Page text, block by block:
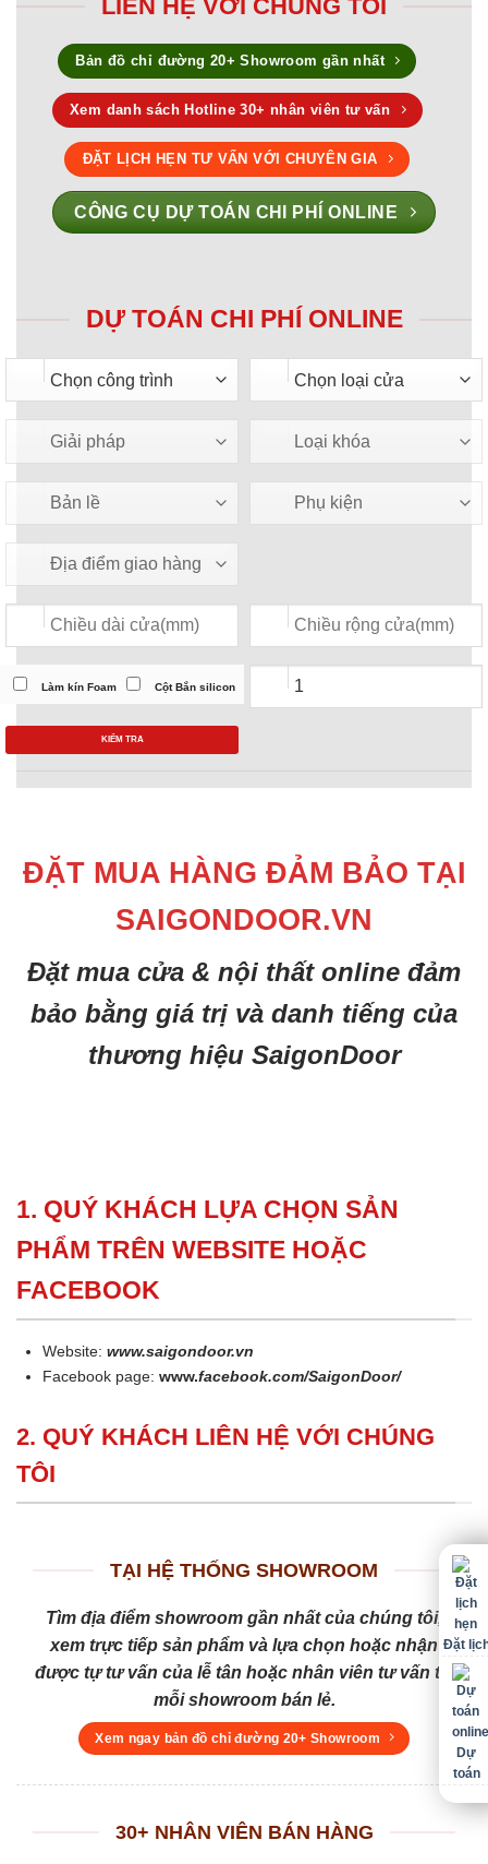
LIÊN HỆ VỚI CHÚNG TÔI
Bản đồ chỉ đường 20+ Showroom gần nhất
Xem danh sách Hotline 30+ nhân viên tư vấn
ĐẶT LỊCH HẸN TƯ VẤN VỚI CHUYÊN GIA
CÔNG CỤ DỰ TOÁN CHI PHÍ ONLINE
DỰ TOÁN CHI PHÍ ONLINE
Làm kín Foam Cột Bắn silicon
KIỂM TRA
ĐẶT MUA HÀNG ĐẢM BẢO TẠI
SAIGONDOOR.VN
Đặt mua cửa & nội thất online đảm
bảo bằng giá trị và danh tiếng của
thương hiệu SaigonDoor
1. QUÝ KHÁCH LỰA CHỌN SẢN
PHẨM TRÊN WEBSITE HOẶC
FACEBOOK
Website:www.saigondoor.vn
Facebook page:www.facebook.com/SaigonDoor/
2. QUÝ KHÁCH LIÊN HỆ VỚI CHÚNG
TÔI
TẠI HỆ THỐNG SHOWROOM
Tìm địa điểm showroom gần nhất của chúng tôi,
xem trực tiếp sản phẩm và lựa chọn hoặc nhận
được tự tư vấn của lễ tân hoặc nhân viên tư vấn tại
mỗi showroom bán lẻ.
Xem ngay bản đồ chỉ đường 20+ Showroom
30+ NHÂN VIÊN BÁN HÀNG
Đặt
Dự
toán